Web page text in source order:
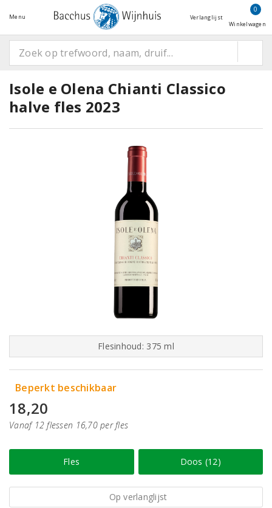
Menu Verlanglijst
0
Winkelwagen
Isole e Olena Chianti Classico
halve fles 2023
Flesinhoud: 375 ml
Beperkt beschikbaar
18,20
Vanaf 12 flessen 16,70 per fles
Fles Doos (12)
Op verlanglijst